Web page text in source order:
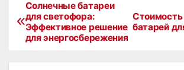
Н
батарей
Солнечные батареи
для светофора:
Эффективное решение
для энергосбережения